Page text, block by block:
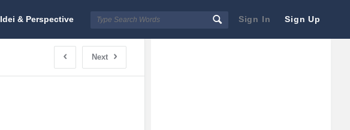
Sign In Sign Up
Idei & Perspective
Next